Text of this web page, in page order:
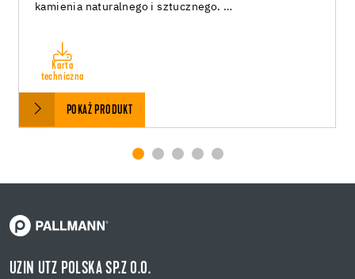
kamienia naturalnego i sztucznego. …
Karta
techniczna
POKAŻ PRODUKT
UZIN UTZ POLSKA SP.Z O.O.